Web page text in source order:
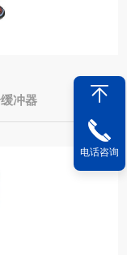
冲器
电话咨询